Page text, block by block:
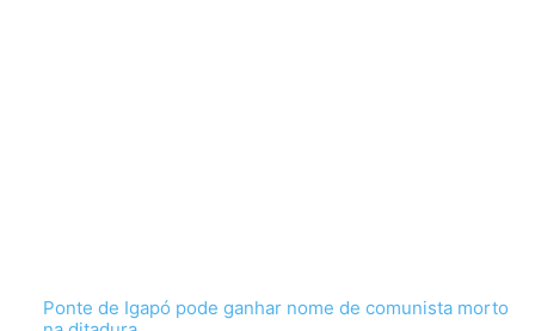
Ponte de Igapó pode ganhar nome de comunista morto